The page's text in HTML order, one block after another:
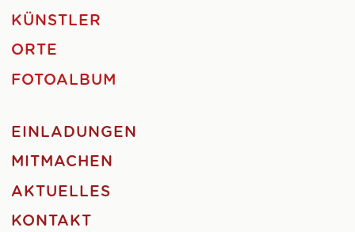
KÜNSTLER
ORTE
FOTOALBUM
EINLADUNGEN
MITMACHEN
AKTUELLES
KONTAKT